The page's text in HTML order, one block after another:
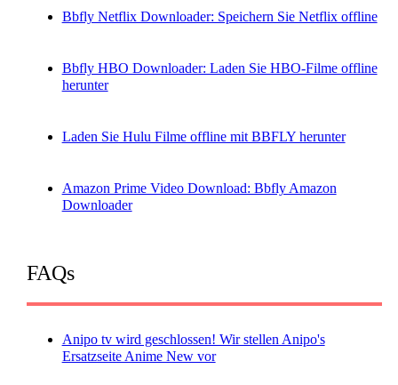
Bbfly Netflix Downloader: Speichern Sie Netflix offline
Bbfly HBO Downloader: Laden Sie HBO-Filme offline
herunter
Laden Sie Hulu Filme offline mit BBFLY herunter
Amazon Prime Video Download: Bbfly Amazon
Downloader
FAQs
Anipo tv wird geschlossen! Wir stellen Anipo's
Ersatzseite Anime New vor